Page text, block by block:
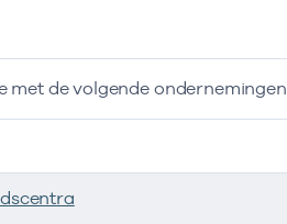
met de volgende ondernemingen